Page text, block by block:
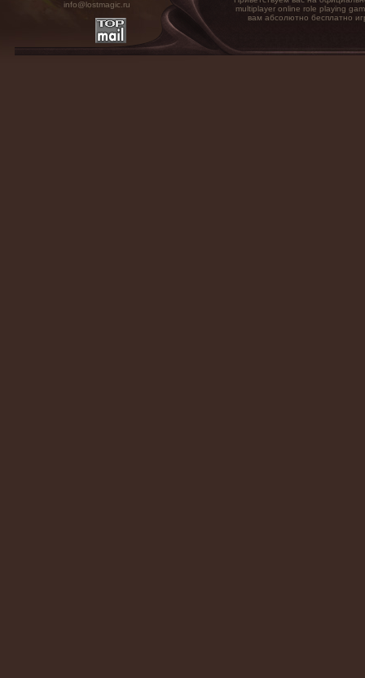
info@lostmagic.ru
multiplayer online role playing
вам абсолютно бесплатно